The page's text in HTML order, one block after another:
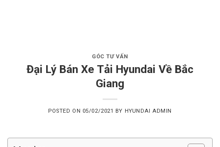
GÓC TƯ VẤN
Đại Lý Bán Xe Tải Hyundai Về Bắc
Giang
POSTED ON 05/02/2021 BY HYUNDAI ADMIN